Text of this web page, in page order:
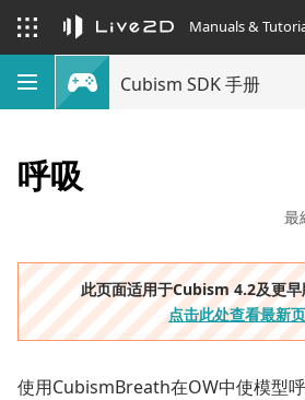
Manuals &
Cubism SDK 手册
呼吸
最
此页面适用于Cubism 4.2及更
点击此处查看最新
使用CubismBreath在OW中使模型呼